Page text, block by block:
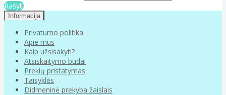
Rašyti
Informacija
Privatumo politika
Apie mus
Kaip užsisakyti?
Atsiskaitymo būdai
Prekių pristatymas
Taisyklės
Didmeninė prekyba žaislais